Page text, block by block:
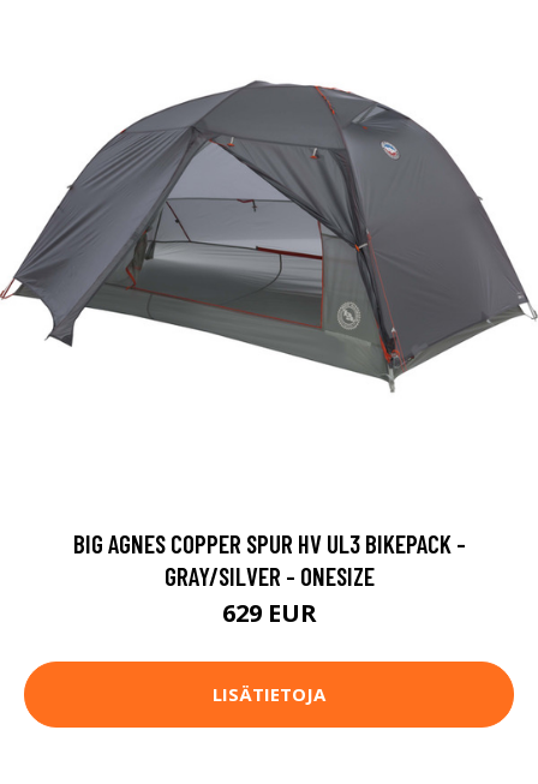
BIG AGNES COPPER SPUR HV UL3 BIKEPACK -
GRAY/SILVER - ONESIZE
629 EUR
LISÄTIETOJA